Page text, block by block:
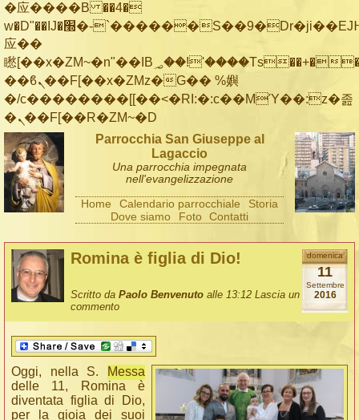
�应����B ��4�
w�D"��IJ�׭�-`������S��9�Dr�ji��EJ߅��gJ�
应��
矁[��x�ZM~�n"��IB؃��!'����Тѕ��+��(m��IK�ʭ�/|
��ϐܢ��F[��x�ZMz�G�� %嬩
�/c��������[[��<�RI:�:c��MΎ��:z�졾
�ܢ��F[��R�ZM~�D
Parrocchia San Giuseppe al
Lagaccio
Una parrocchia impegnata
nell'evangelizzazione
Home Calendario parrocchiale
Storia
Dove siamo
Foto Contatti
domenica
11
Settembre
2016
Romina è figlia di Dio!
Scritto da Paolo Benvenuto alle 13:12 Lascia un
commento
Oggi, nella S.
Messa
delle 11, Romina è
diventata figlia di Dio,
per la gioia dei suoi